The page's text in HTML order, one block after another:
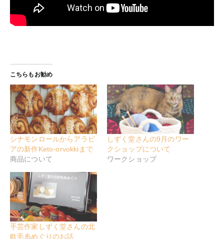
こちらもお勧め
シナモンロールからアラビ
アの新作Keto-orvokkiまで
商品について
しずく堂さんの9月のワー
クショップについて
ワークショップ
手芸作家しずく堂さんの北
欧毛糸めぐりのお話